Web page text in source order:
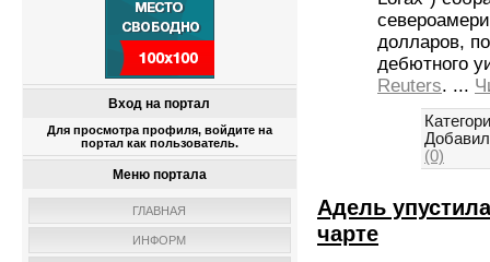
Вход на портал
Для просмотра профиля, войдите на
портал как пользователь.
Меню портала
ГЛАВНАЯ
ИНФОРМ
долларов,
дебютного
Reuters. ...
(0)
Адель
чарте